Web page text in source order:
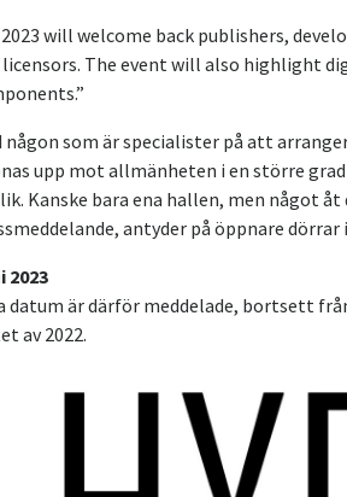
2023 will welcome back publishers,
licensors. The event will also highlight
någon som är specialister på att
upp mot allmänheten i en större
Kanske bara ena hallen, men något
antyder på öppnare dörrar
2023
datum är därför meddelade, bortsett
av 2022.